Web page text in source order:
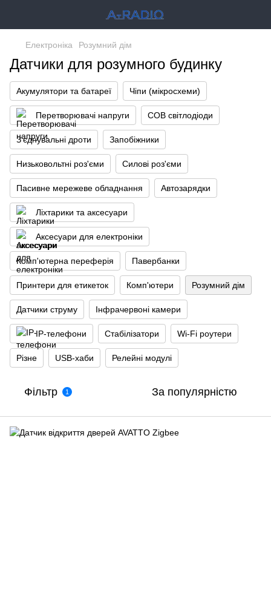
Електроніка Розумний дім
Датчики для розумного будинку
Акумулятори та батареї Чіпи (мікросхеми)
Перетворювачі напруги COB світлодіоди
З'єднувальні дроти Запобіжники
Низьковольтні роз'єми Силові роз'єми
Пасивне мережеве обладнання Автозарядки
Ліхтарики та аксесуари
Аксесуари для електроніки
Комп'ютерна переферія Павербанки
Принтери для етикеток Комп'ютери Розумний дім
Датчики струму Інфрачервоні камери
IP-телефони Стабілізатори Wi‑Fi роутери
Різне USB-хаби Релейні модулі
Фільтр 1 За популярністю